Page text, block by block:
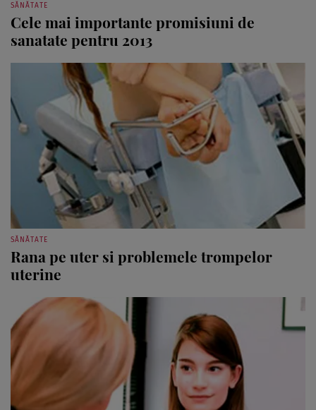
SĂNĂTATE
Cele mai importante promisiuni de
sanatate pentru 2013
SĂNĂTATE
Rana pe uter si problemele trompelor
uterine